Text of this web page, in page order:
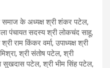
समाज के अध्यक्ष श्री शंकर पटेल,
पंचायत सदस्य श्री लोकचंद साहू,
राम किंकर वर्मा, उपाध्यक्ष श्री
श्री संतोष पटेल, श्री
सुखदास पटेल, श्री भीम सिंह पटेल,